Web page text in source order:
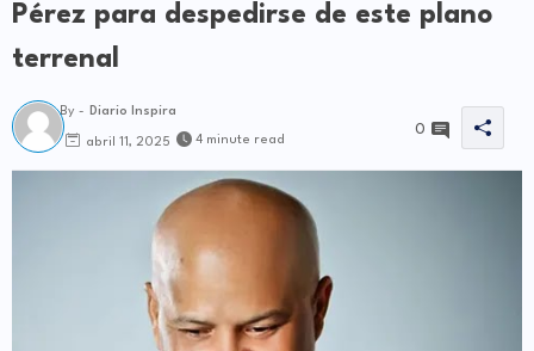
Pérez para despedirse de este plano
terrenal
By - Diario Inspira
abril 11, 2025 4 minute read
0